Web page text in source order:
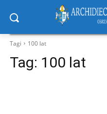
Tagi 100 lat
Tag: 100 lat